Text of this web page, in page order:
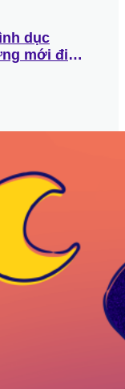
dục
mới đi